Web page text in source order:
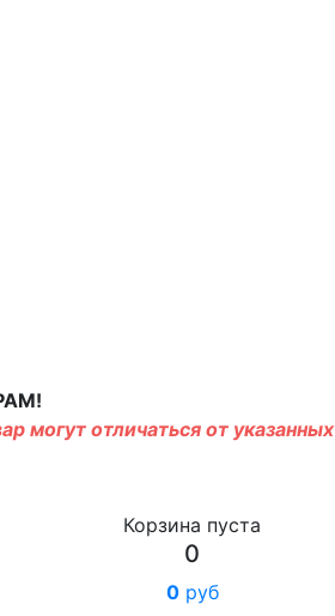
могут отличаться от указанных
Корзина пуста
0
0руб